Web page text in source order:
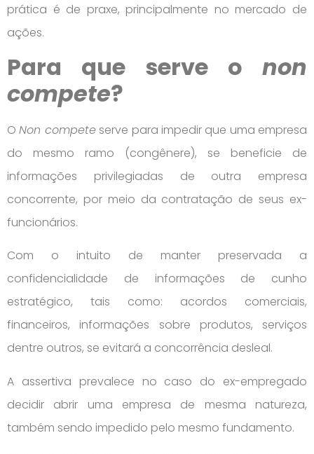
prática é de praxe, principalmente no mercado de
ações.
Para que serve o non
compete?
ONon competeserve para impedir que uma empresa
do mesmo ramo (congênere), se beneficie de
informações privilegiadas de outra empresa
concorrente, por meio da contratação de seus ex-
funcionários.
Com o intuito de manter preservada a
confidencialidade de informações de cunho
estratégico, tais como: acordos comerciais,
financeiros, informações sobre produtos, serviços
dentre outros, se evitará a concorrência desleal.
A assertiva prevalece no caso do ex-empregado
decidir abrir uma empresa de mesma natureza,
também sendo impedido pelo mesmo fundamento.